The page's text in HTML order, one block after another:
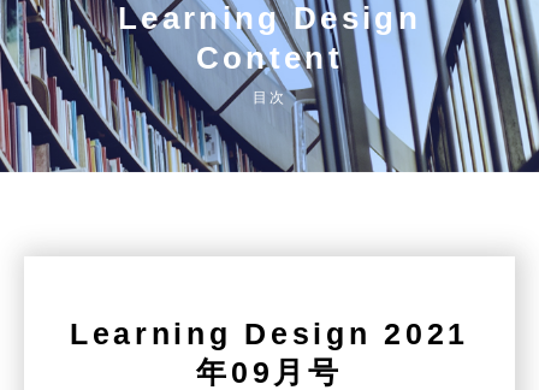
Learning Design
Content
目次
Learning Design 2021
年09月号